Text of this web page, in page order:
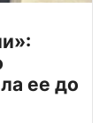
ее до